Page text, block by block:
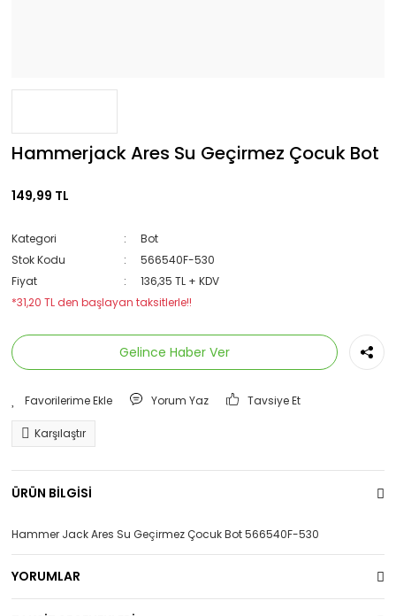
Hammerjack Ares Su Geçirmez Çocuk Bot
149,99 TL
Kategori
Bot
Stok Kodu
566540F-530
Fiyat
136,35 TL + KDV
*31,20 TL den başlayan taksitlerle!!
Gelince Haber Ver
Yorum Yaz Tavsiye Et
Karşılaştır
ÜRÜN BİLGİSİ
Hammer Jack Ares Su Geçirmez Çocuk Bot 566540F-530
YORUMLAR